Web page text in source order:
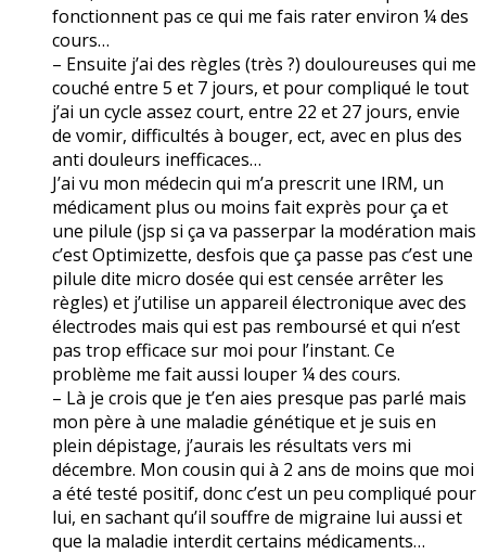
fonctionnent pas ce qui me fais rater environ ¼ des
cours…
– Ensuite j’ai des règles (très ?) douloureuses qui me
couché entre 5 et 7 jours, et pour compliqué le tout
j’ai un cycle assez court, entre 22 et 27 jours, envie
de vomir, difficultés à bouger, ect, avec en plus des
anti douleurs inefficaces…
J’ai vu mon médecin qui m’a prescrit une IRM, un
médicament plus ou moins fait exprès pour ça et
une pilule (jsp si ça va passerpar la modération mais
c’est Optimizette, desfois que ça passe pas c’est une
pilule dite micro dosée qui est censée arrêter les
règles) et j’utilise un appareil électronique avec des
électrodes mais qui est pas remboursé et qui n’est
pas trop efficace sur moi pour l’instant. Ce
problème me fait aussi louper ¼ des cours.
– Là je crois que je t’en aies presque pas parlé mais
mon père à une maladie génétique et je suis en
plein dépistage, j’aurais les résultats vers mi
décembre. Mon cousin qui à 2 ans de moins que moi
a été testé positif, donc c’est un peu compliqué pour
lui, en sachant qu’il souffre de migraine lui aussi et
que la maladie interdit certains médicaments…